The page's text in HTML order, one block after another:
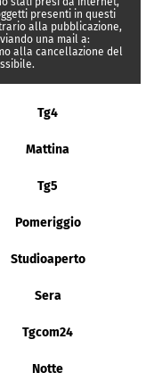
presenti in questi
alla pubblicazione,
una mail a:
alla cancellazione del
Tg4
Mattina
Tg5
Pomeriggio
Studioaperto
Sera
Tgcom24
Notte